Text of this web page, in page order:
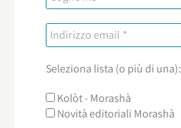
Seleziona lista (o più di una):
Kolòt - Morashà
Novità editoriali Morashà